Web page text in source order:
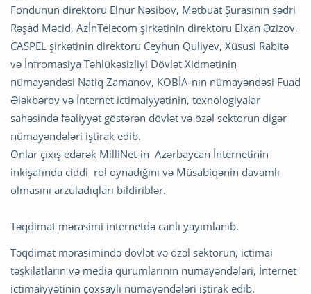
Fondunun direktoru Elnur Nəsibov, Mətbuat Şurasının sədri
Rəşad Məcid, AzİnTelecom şirkətinin direktoru Elxan Əzizov,
CASPEL şirkətinin direktoru Ceyhun Quliyev, Xüsusi Rabitə
və İnfromasiya Təhlükəsizliyi Dövlət Xidmətinin
nümayəndəsi Natiq Zamanov, KOBİA-nın nümayəndəsi Fuad
Ələkbərov və İnternet ictimaiyyətinin, texnologiyalar
sahəsində fəaliyyət göstərən dövlət və özəl sektorun digər
nümayəndələri iştirak edib.
Onlar çıxış edərək MilliNet-in Azərbaycan İnternetinin
inkişafında ciddi rol oynadığını və Müsabiqənin davamlı
olmasını arzuladıqları bildiriblər.
Təqdimat mərasimi internetdə canlı yayımlanıb.
Təqdimat mərasimində dövlət və özəl sektorun, ictimai
təşkilatların və media qurumlarının nümayəndələri, İnternet
ictimaiyyətinin çoxsaylı nümayəndələri iştirak edib.